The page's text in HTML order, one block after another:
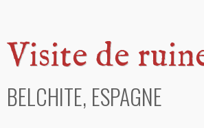
Visite de
BELCHITE, ESPAGNE